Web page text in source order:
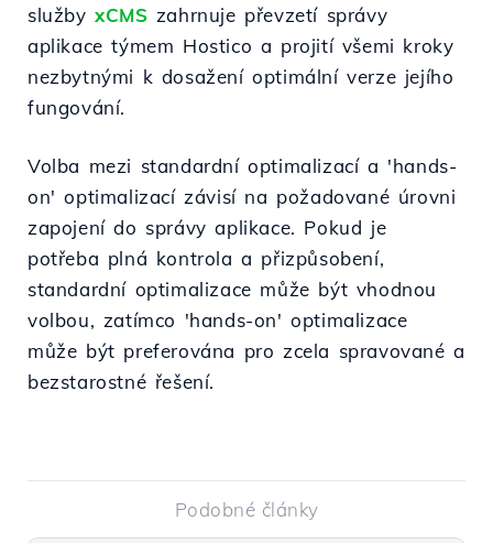
službyxCMS zahrnuje převzetí správy
aplikace týmem Hostico a projití všemi kroky
nezbytnými k dosažení optimální verze jejího
fungování.
Volba mezi standardní optimalizací a 'hands-
on' optimalizací závisí na požadované úrovni
zapojení do správy aplikace. Pokud je
potřeba plná kontrola a přizpůsobení,
standardní optimalizace může být vhodnou
volbou, zatímco 'hands-on' optimalizace
může být preferována pro zcela spravované a
bezstarostné řešení.
Podobné články